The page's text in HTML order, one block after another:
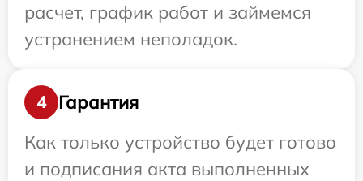
расчет, график работ и займемся
устранением неполадок.
4
Гарантия
Как только устройство будет готово
и подписания акта выполненных